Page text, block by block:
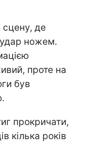
сцену, де
ножем.
проте на
був
прокричати,
кілька років